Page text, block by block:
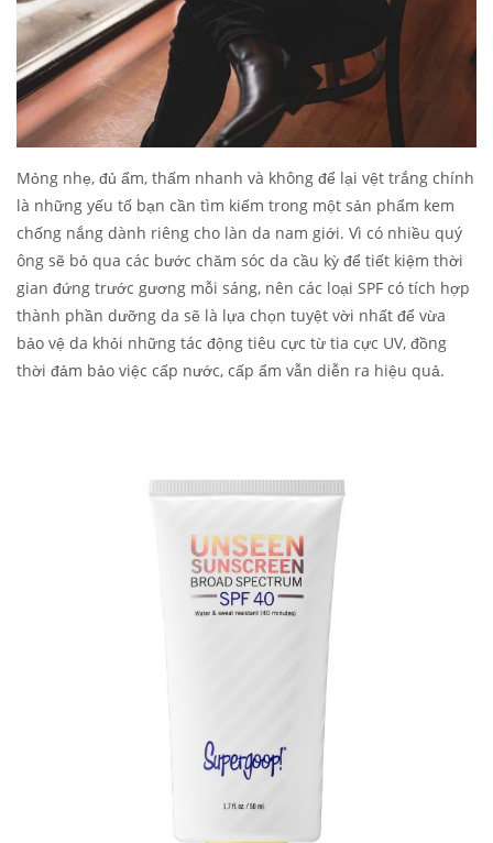
Mỏng nhẹ, đủ ẩm, thấm nhanh và không để lại vệt trắng chính
là những yếu tố bạn cần tìm kiếm trong một sản phẩm kem
chống nắng dành riêng cho làn da nam giới. Vì có nhiều quý
ông sẽ bỏ qua các bước chăm sóc da cầu kỳ để tiết kiệm thời
gian đứng trước gương mỗi sáng, nên các loại SPF có tích hợp
thành phần dưỡng da sẽ là lựa chọn tuyệt vời nhất để vừa
bảo vệ da khỏi những tác động tiêu cực từ tia cực UV, đồng
thời đảm bảo việc cấp nước, cấp ẩm vẫn diễn ra hiệu quả.